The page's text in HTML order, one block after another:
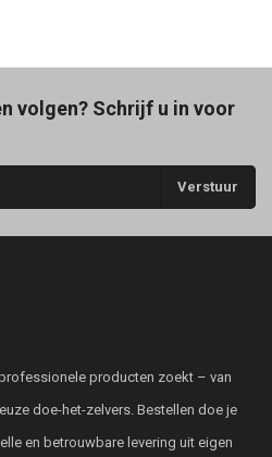
volgen? Schrijf u in voor
Verstuur
producten zoekt – van
doe-het-zelvers. Bestellen doe je
en betrouwbare levering uit eigen